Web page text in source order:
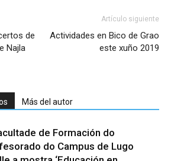
de
Najla
Artículo siguiente
Actividades en Bico de Grao
este xuño 2019
Más del autor
de Formación do
do Campus de Lugo